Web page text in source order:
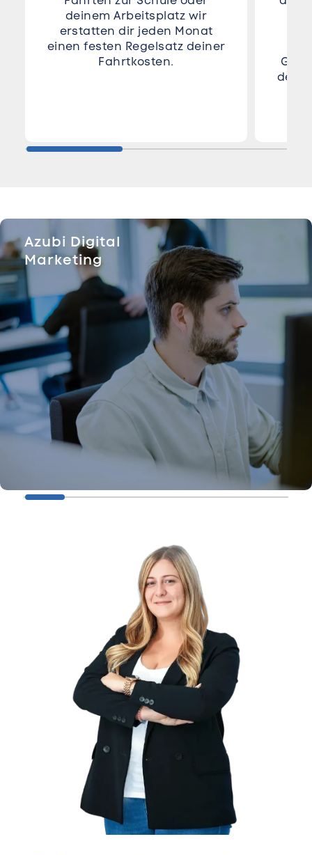
deinem Arbeitsplatz wir
erstatten dir jeden Monat
einen festen Regelsatz deiner
Fahrtkosten.
Azubi Digital
Marketing